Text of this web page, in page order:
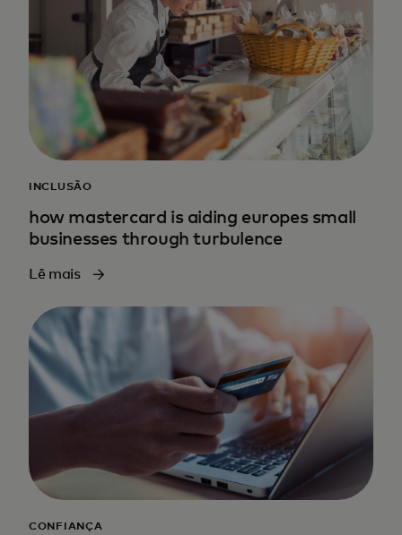
INCLUSÃO
how mastercard is aiding europes small
businesses through turbulence
Lê mais
CONFIANÇA